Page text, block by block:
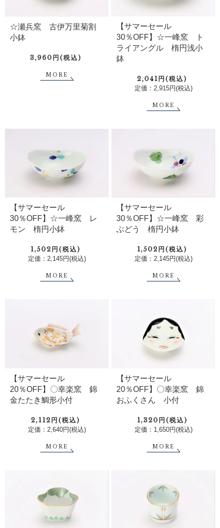
☆瀬兵窯 古伊万里菊割
小鉢
3,960円(税込)
MORE
【サマーセール
30％OFF】☆一峰窯 ト
ライアングル 楕円浅小
鉢
2,041円(税込)
定価：2,915円(税込)
MORE
【サマーセール
30％OFF】☆一峰窯 レ
モン 楕円小鉢
1,502円(税込)
定価：2,145円(税込)
MORE
【サマーセール
30％OFF】☆一峰窯 彩
ぶどう 楕円小鉢
1,502円(税込)
定価：2,145円(税込)
MORE
【サマーセール
20％OFF】〇幸楽窯 錦
金たたき鯛形小付
2,112円(税込)
定価：2,640円(税込)
MORE
【サマーセール
20％OFF】〇幸楽窯 錦
おふくさん 小付
1,320円(税込)
定価：1,650円(税込)
MORE